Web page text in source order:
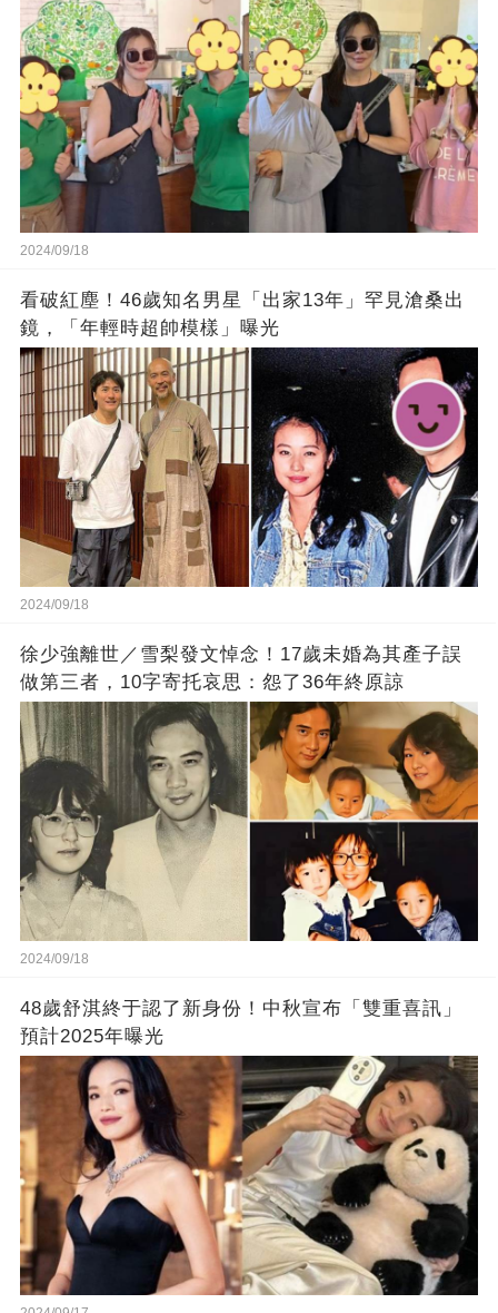
2024/09/18
看破紅塵！46歲知名男星「出家13年」罕見滄桑出
鏡，「年輕時超帥模樣」曝光
2024/09/18
徐少強離世／雪梨發文悼念！17歲未婚為其產子誤
做第三者，10字寄托哀思：怨了36年終原諒
2024/09/18
48歲舒淇終于認了新身份！中秋宣布「雙重喜訊」
預計2025年曝光